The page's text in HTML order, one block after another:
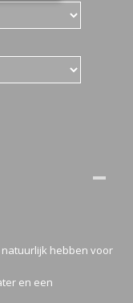
hebben voor
en een